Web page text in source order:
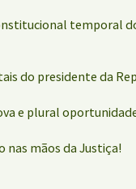
temporal
do presidente da
e plural
nas mãos da Justiça!